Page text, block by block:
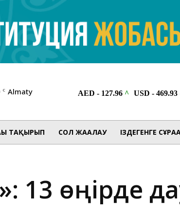
C Almaty
ТАҚЫРЫП СОЛ ЖАҒАЛАУ ІЗДЕГЕНГЕ
13 өңірде